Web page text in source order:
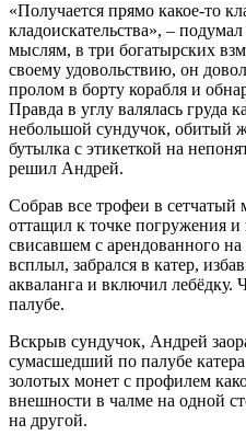
«Получается прямо какое-то
кладоискательства», –
мыслям, в три богатырских
своему удовольствию, он
пролом в борту корабля и
Правда в углу валялась груда
небольшой сундучок, обитый
бутылка с этикеткой на
решил Андрей.
Собрав все трофеи в
оттащил к точке погружения
свисавшем с арендованного
всплыл, забрался в катер,
акваланга и включил лебёдку.
палубе.
Вскрыв сундучок, Андрей
сумасшедший по палубе
золотых монет с профилем
внешности в чалме на одной
на другой.